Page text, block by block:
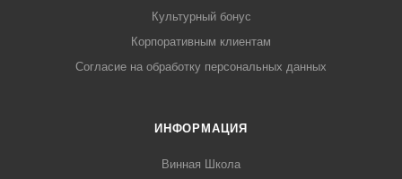
Культурный бонус
Корпоративным клиентам
Согласие на обработку персональных данных
ИНФОРМАЦИЯ
Винная Школа